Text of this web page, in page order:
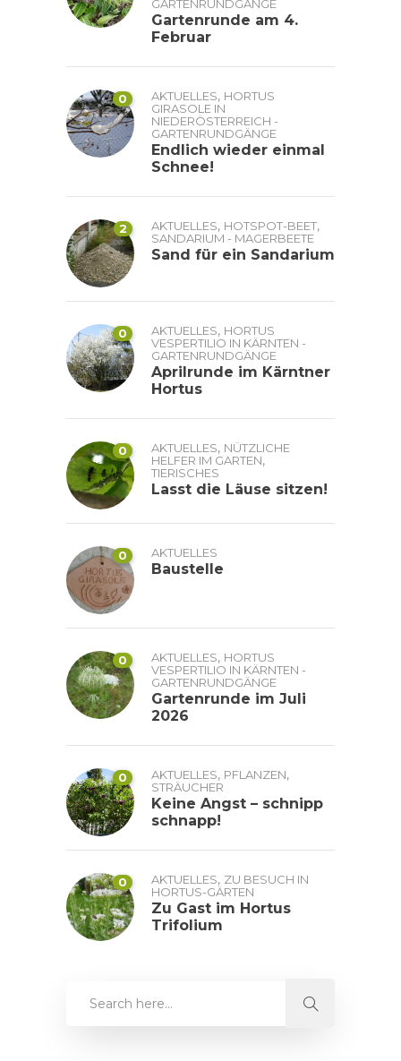
GARTENRUNDGÄNGE
Gartenrunde am 4.
Februar
0 AKTUELLES, HORTUS
GIRASOLE IN
NIEDERÖSTERREICH -
GARTENRUNDGÄNGE
Endlich wieder einmal
Schnee!
2 AKTUELLES, HOTSPOT-BEET,
SANDARIUM - MAGERBEETE
Sand für ein Sandarium
0 AKTUELLES, HORTUS
VESPERTILIO IN KÄRNTEN -
GARTENRUNDGÄNGE
Aprilrunde im Kärntner
Hortus
0 AKTUELLES, NÜTZLICHE
HELFER IM GARTEN,
TIERISCHES
Lasst die Läuse sitzen!
0 AKTUELLES
Baustelle
0 AKTUELLES, HORTUS
VESPERTILIO IN KÄRNTEN -
GARTENRUNDGÄNGE
Gartenrunde im Juli
2026
0 AKTUELLES, PFLANZEN,
STRÄUCHER
Keine Angst – schnipp
schnapp!
0 AKTUELLES, ZU BESUCH IN
HORTUS-GÄRTEN
Zu Gast im Hortus
Trifolium